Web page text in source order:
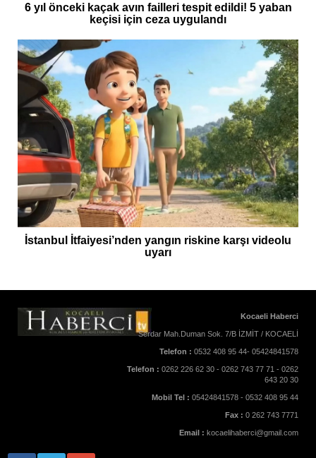
6 yıl önceki kaçak avın failleri tespit edildi! 5 yaban
keçisi için ceza uygulandı
İstanbul İtfaiyesi’nden yangın riskine karşı videolu
uyarı
Kocaeli Haberci
Serdar Mah.Duman Sok. 7/B İZMİT / KOCAELİ
Telefon : 0532 408 95 44- 05424841578
Telefon : 0262 226 62 30 - 0262 743 77 71 - 0262
643 20 30
Mobil Tel : 05424841578 - 0532 408 95 44
Fax : 0 262 743 7771
Email : kocaelihaberci@gmail.com